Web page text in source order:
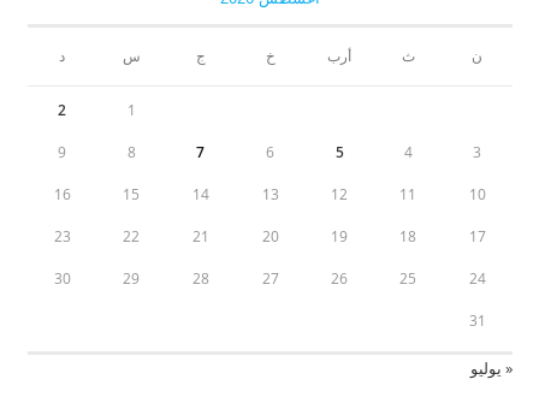
ن ث أرب خ ج س د
1
2
3
4
5
6
7
8
9
10
11
12
13
14
15
16
17
18
19
20
21
22
23
24
25
26
27
28
29
30
31
« يوليو